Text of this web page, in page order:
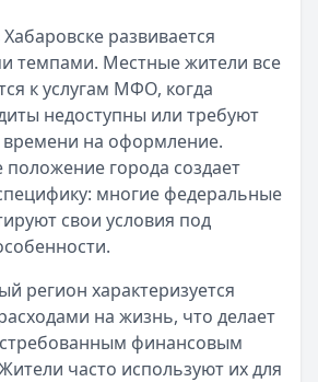
через Госуслуги: где
через Госуслуги ускоряет
2025 г.
от Bigmani Ru: как
одобрении займа от Bigmani
развивается
темпами. Местные жители все
к услугам МФО, когда
недоступны или требуют
на оформление.
положение города создает
многие федеральные
свои условия под
регион характеризуется
на жизнь, что делает
финансовым
часто используют их для